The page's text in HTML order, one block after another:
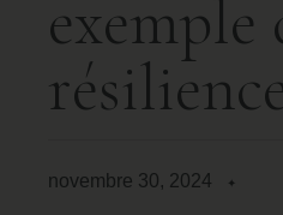
exemple
résilienc
novembre 30, 2024 ✦